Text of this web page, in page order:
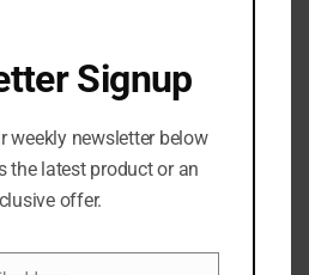
Signup
weekly newsletter below
the latest product or an
offer.